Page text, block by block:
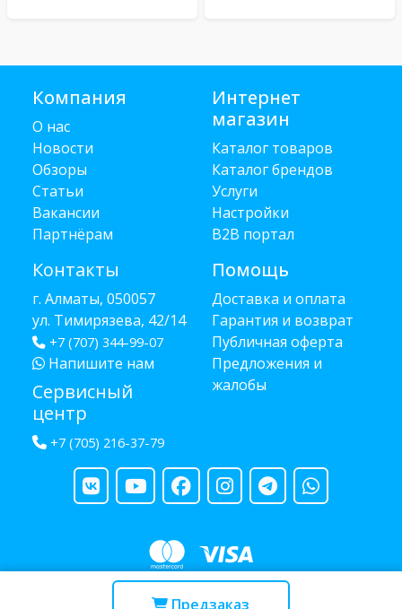
Предзаказ
Компания
О нас
Новости
Обзоры
Статьи
Вакансии
Партнёрам
Контакты
г. Алматы, 050057
ул. Тимирязева, 42/14
+7 (707) 344-99-07
Напишите нам
Сервисный
центр
+7 (705) 216-37-79
Интернет
магазин
Каталог товаров
Каталог брендов
Услуги
Настройки
B2B портал
Помощь
Доставка и оплата
Гарантия и возврат
Публичная оферта
Предложения и
жалобы
Copyright © 2013 - 2026 RUBA - разработано